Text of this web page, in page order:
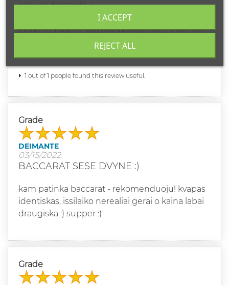
aciu uz dovanele :)
beja, i siunta idejote pakvepinta Belief Black
juostele, kvapas taip pat labai patiko, zinau, kas
bus sekantis mano pirkinys :) nuosirdziai
1 out of 1 people found this review useful.
Grade
DEIMANTE
03/15/2022
BACCARAT SESE DVYNE :)
kam patinka baccarat - rekomenduoju! kvapas
identiskas, issilaiko nerealiai gerai o kaina labai
draugiska :) supper :)
Grade
REJECT ALL
I ACCEPT